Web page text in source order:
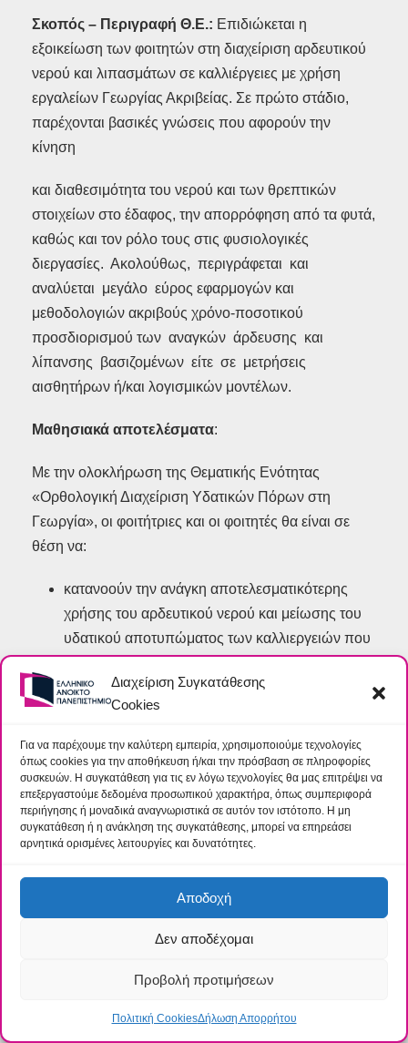
Διαχείριση Συγκατάθεσης
Cookies
Για να παρέχουμε την καλύτερη εμπειρία, χρησιμοποιούμε τεχνολογίες
όπως cookies για την αποθήκευση ή/και την πρόσβαση σε πληροφορίες
συσκευών. Η συγκατάθεση για τις εν λόγω τεχνολογίες θα μας επιτρέψει να
επεξεργαστούμε δεδομένα προσωπικού χαρακτήρα, όπως συμπεριφορά
περιήγησης ή μοναδικά αναγνωριστικά σε αυτόν τον ιστότοπο. Η μη
συγκατάθεση ή η ανάκληση της συγκατάθεσης, μπορεί να επηρεάσει
αρνητικά ορισμένες λειτουργίες και δυνατότητες.
Αποδοχή
Δεν αποδέχομαι
Προβολή προτιμήσεων
Πολιτική CookiesΔήλωση Απορρήτου
Σκοπός – Περιγραφή Θ.Ε.: Επιδιώκεται η
εξοικείωση των φοιτητών στη διαχείριση αρδευτικού
νερού και λιπασμάτων σε καλλιέργειες με χρήση
εργαλείων Γεωργίας Ακριβείας. Σε πρώτο στάδιο,
παρέχονται βασικές γνώσεις που αφορούν την
κίνηση
και διαθεσιμότητα του νερού και των θρεπτικών
στοιχείων στο έδαφος, την απορρόφηση από τα φυτά,
καθώς και τον ρόλο τους στις φυσιολογικές
διεργασίες. Ακολούθως, περιγράφεται και
αναλύεται μεγάλο εύρος εφαρμογών και
μεθοδολογιών ακριβούς χρόνο-ποσοτικού
προσδιορισμού των αναγκών άρδευσης και
λίπανσης βασιζομένων είτε σε μετρήσεις
αισθητήρων ή/και λογισμικών μοντέλων.
Μαθησιακά αποτελέσματα:
Με την ολοκλήρωση της Θεματικής Ενότητας
«Ορθολογική Διαχείριση Υδατικών Πόρων στη
Γεωργία», οι φοιτήτριες και οι φοιτητές θα είναι σε
θέση να:
κατανοούν την ανάγκη αποτελεσματικότερης
χρήσης του αρδευτικού νερού και μείωσης του
υδατικού αποτυπώματος των καλλιεργειών που
πλαίσιο.
κατανοούν τη σημασία της εδαφοανάλυσης και
της γνώσης της μηχανικής σύστασης του
εδάφους πριν τον αρδευτικό προγραμματισμό.
κατανοούν τη σημασία χρήσης ειδικού
εξοπλισμού στην παρακολούθηση και
καταγραφή της κινητικής του νερού στο έδαφος.
του στην οικοφυσιολογική προσαρμογή των
σε συνθήκες έλλειψης νερού.